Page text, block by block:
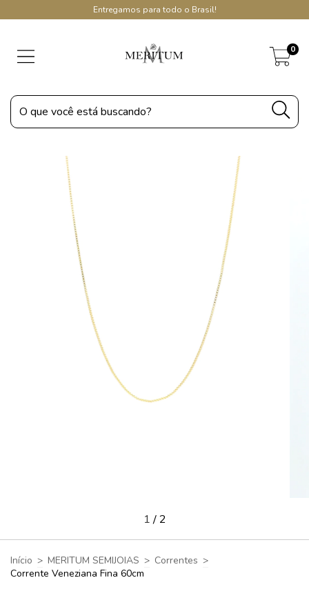
Entregamos para todo o Brasil!
0
1 / 2
Início > MERITUM SEMIJOIAS > Correntes >
Corrente Veneziana Fina 60cm